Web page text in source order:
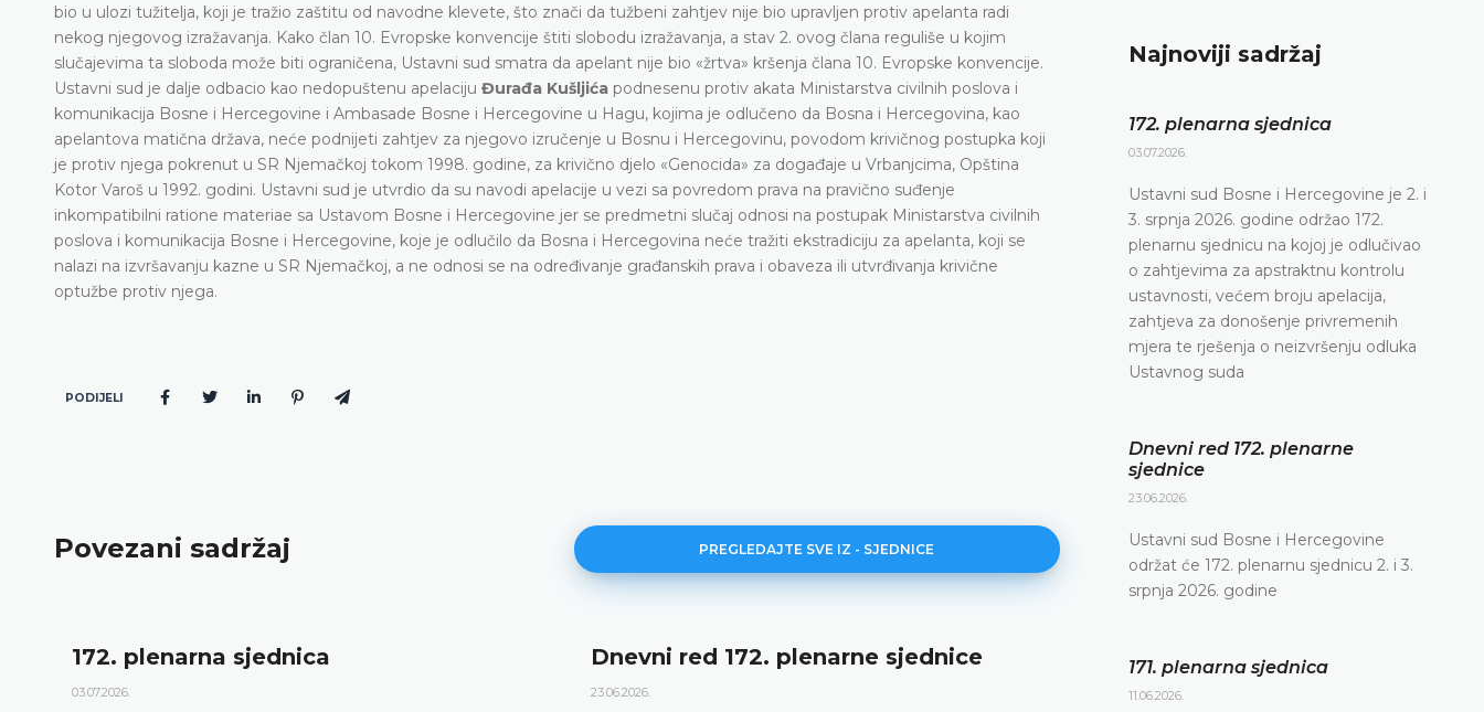
bio u ulozi tužitelja, koji je tražio zaštitu od navodne klevete, što znači da tužbeni zahtjev nije bio upravljen protiv apelanta radi
nekog njegovog izražavanja. Kako član 10. Evropske konvencije štiti slobodu izražavanja, a stav 2. ovog člana reguliše u kojim
slučajevima ta sloboda može biti ograničena, Ustavni sud smatra da apelant nije bio «žrtva» kršenja člana 10. Evropske konvencije.
Ustavni sud je dalje odbacio kao nedopuštenu apelaciju Đurađa Kušljića podnesenu protiv akata Ministarstva civilnih poslova i
komunikacija Bosne i Hercegovine i Ambasade Bosne i Hercegovine u Hagu, kojima je odlučeno da Bosna i Hercegovina, kao
apelantova matična država, neće podnijeti zahtjev za njegovo izručenje u Bosnu i Hercegovinu, povodom krivičnog postupka koji
je protiv njega pokrenut u SR Njemačkoj tokom 1998. godine, za krivično djelo «Genocida» za događaje u Vrbanjcima, Opština
Kotor Varoš u 1992. godini. Ustavni sud je utvrdio da su navodi apelacije u vezi sa povredom prava na pravično suđenje
inkompatibilni ratione materiae sa Ustavom Bosne i Hercegovine jer se predmetni slučaj odnosi na postupak Ministarstva civilnih
poslova i komunikacija Bosne i Hercegovine, koje je odlučilo da Bosna i Hercegovina neće tražiti ekstradiciju za apelanta, koji se
nalazi na izvršavanju kazne u SR Njemačkoj, a ne odnosi se na određivanje građanskih prava i obaveza ili utvrđivanja krivične
optužbe protiv njega.
PODIJELI
Povezani sadržaj PREGLEDAJTE SVE IZ - SJEDNICE
172. plenarna sjednica
03.07.2026.
Dnevni red 172. plenarne sjednice
23.06.2026.
171. plenarna sjednica
11.06.2026.
Najnoviji sadržaj
172. plenarna sjednica
03.07.2026.
Ustavni sud Bosne i Hercegovine je 2. i
3. srpnja 2026. godine održao 172.
plenarnu sjednicu na kojoj je odlučivao
o zahtjevima za apstraktnu kontrolu
ustavnosti, većem broju apelacija,
zahtjeva za donošenje privremenih
mjera te rješenja o neizvršenju odluka
Ustavnog suda
Dnevni red 172. plenarne
sjednice
23.06.2026.
Ustavni sud Bosne i Hercegovine
održat će 172. plenarnu sjednicu 2. i 3.
srpnja 2026. godine
171. plenarna sjednica
11.06.2026.